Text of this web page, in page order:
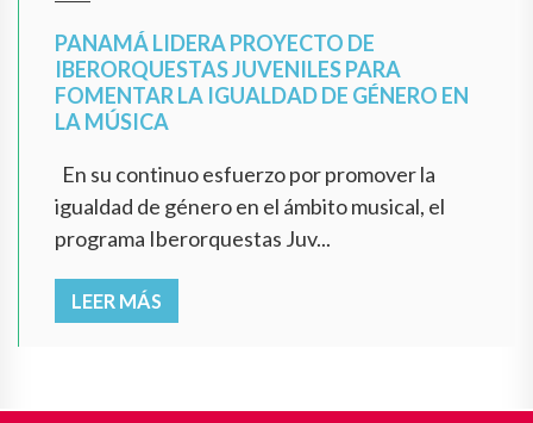
PANAMÁ LIDERA PROYECTO DE
IBERORQUESTAS JUVENILES PARA
FOMENTAR LA IGUALDAD DE GÉNERO EN
LA MÚSICA
En su continuo esfuerzo por promover la
igualdad de género en el ámbito musical, el
programa Iberorquestas Juv...
LEER MÁS